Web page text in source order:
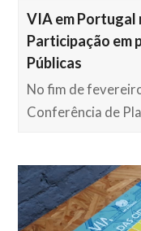
VIA em Portugal
Participação em
Públicas
No fim de
Conferência de